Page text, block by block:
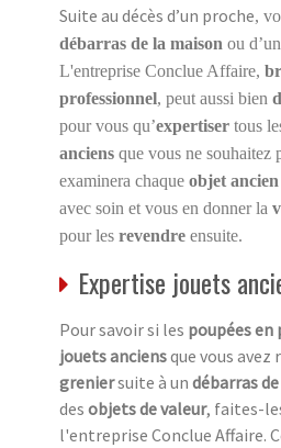
Suite au décès d’un proche,
débarras de la maison ou d’un
L'entreprise Conclue Affaire,
professionnel, peut aussi bien
pour vous qu’expertiser tous
anciens que vous ne souhaitez
examinera chaque objet ancien
avec soin et vous en donner la
pour les revendre ensuite.
Expertise jouets
Pour savoir si les poupées en
jouets anciensque vous avez
greniersuite à un débarras
des objets de valeur, faites-
l'entreprise Conclue Affaire.